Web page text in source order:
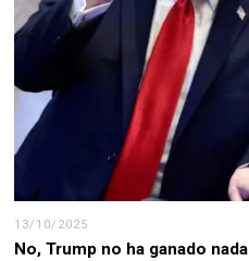
13/10/2025
No, Trump no ha ganado nada